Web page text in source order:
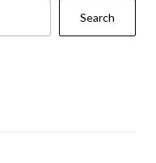
Search